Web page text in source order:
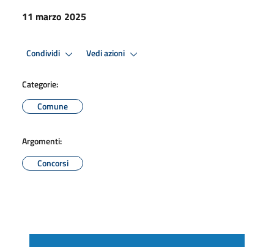
11 marzo 2025
Condividi Vedi azioni
Categorie:
Comune
Argomenti:
Concorsi